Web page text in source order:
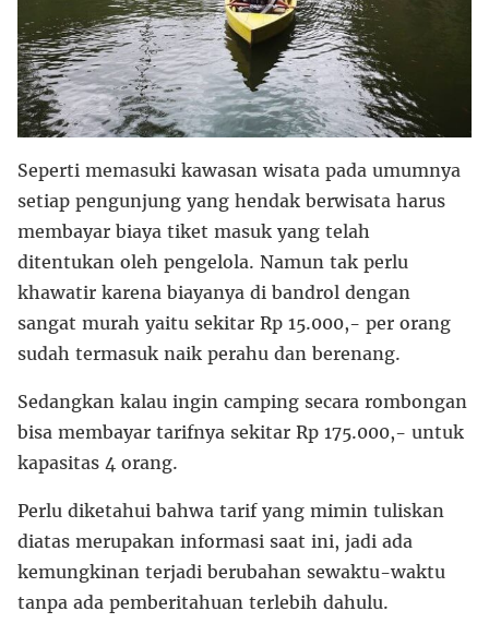
Seperti memasuki kawasan wisata pada umumnya
setiap pengunjung yang hendak berwisata harus
membayar biaya tiket masuk yang telah
ditentukan oleh pengelola. Namun tak perlu
khawatir karena biayanya di bandrol dengan
sangat murah yaitu sekitar Rp 15.000,- per orang
sudah termasuk naik perahu dan berenang.
Sedangkan kalau ingin camping secara rombongan
bisa membayar tarifnya sekitar Rp 175.000,- untuk
kapasitas 4 orang.
Perlu diketahui bahwa tarif yang mimin tuliskan
diatas merupakan informasi saat ini, jadi ada
kemungkinan terjadi berubahan sewaktu-waktu
tanpa ada pemberitahuan terlebih dahulu.